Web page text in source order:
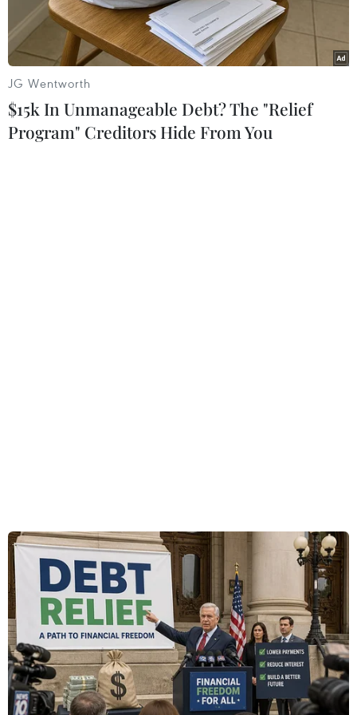
bảo rằng chúng ta có một lực lượng rất mạnh,
bằng việc đóng góp đủ số tiền cần thiết để có
được lực lượng đó."
Tổng thống Trump đã gây sốc tại hội nghị
thượng đỉnh ở Brussels hôm 25/5 vừa qua khi
không công khai tuyên bố ủng hộ cam kết
phòng thủ chung của NATO, thay vào đó lại chỉ
trích các đồng minh không đóng góp đầy đủ cho
JG Wentworth
$15k In Unmanageable Debt? The "Relief
Program" Creditors Hide From You